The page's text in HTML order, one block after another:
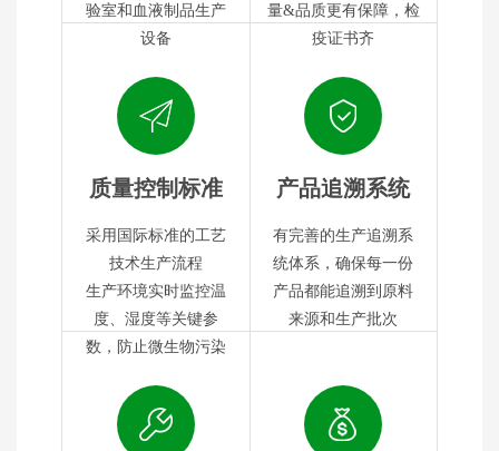
验室和血液制品生产
设备
量&品质更有保障，检
疫证书齐
质量控制标准
采用国际标准的工艺
技术生产流程
生产环境实时监控温
度、湿度等关键参
数，防止微生物污染
产品追溯系统
有完善的生产追溯系
统体系，确保每一份
产品都能追溯到原料
来源和生产批次